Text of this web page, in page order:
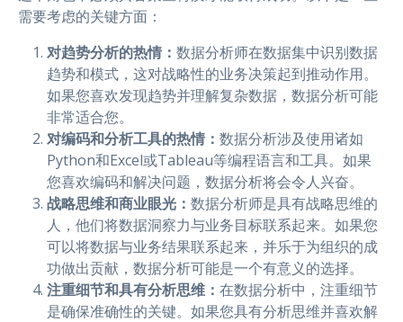
需要考虑的关键方面：
对趋势分析的热情： 数据分析师在数据集中识别数据
趋势和模式，这对战略性的业务决策起到推动作用。
如果您喜欢发现趋势并理解复杂数据，数据分析可能
非常适合您。
对编码和分析工具的热情： 数据分析涉及使用诸如
Python和Excel或Tableau等编程语言和工具。如果
您喜欢编码和解决问题，数据分析将会令人兴奋。
战略思维和商业眼光： 数据分析师是具有战略思维的
人，他们将数据洞察力与业务目标联系起来。如果您
可以将数据与业务结果联系起来，并乐于为组织的成
功做出贡献，数据分析可能是一个有意义的选择。
注重细节和具有分析思维： 在数据分析中，注重细节
是确保准确性的关键。如果您具有分析思维并喜欢解